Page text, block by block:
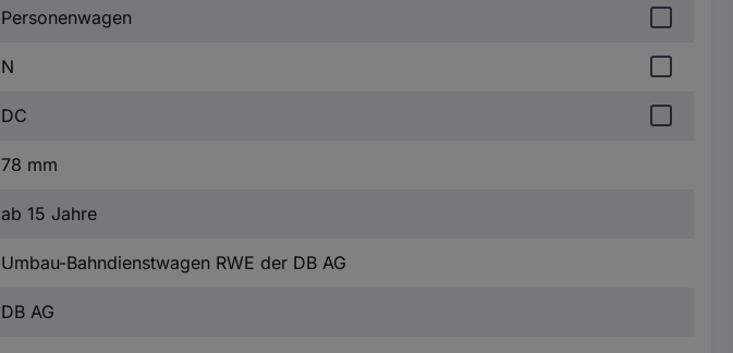
Personenwagen
N
DC
78 mm
ab 15 Jahre
Umbau-Bahndienstwagen RWE der DB AG
DB AG